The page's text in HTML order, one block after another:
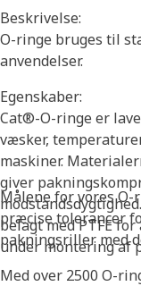
Beskrivelse:
O-ringe bruges til
anvendelser.
Egenskaber:
Cat®-O-ringe er
væsker,
maskiner.
giver
belagt med PTFE
under montering af
Målene for vores
præcise tolerancer
pakningsriller med
Med over 2500 O-